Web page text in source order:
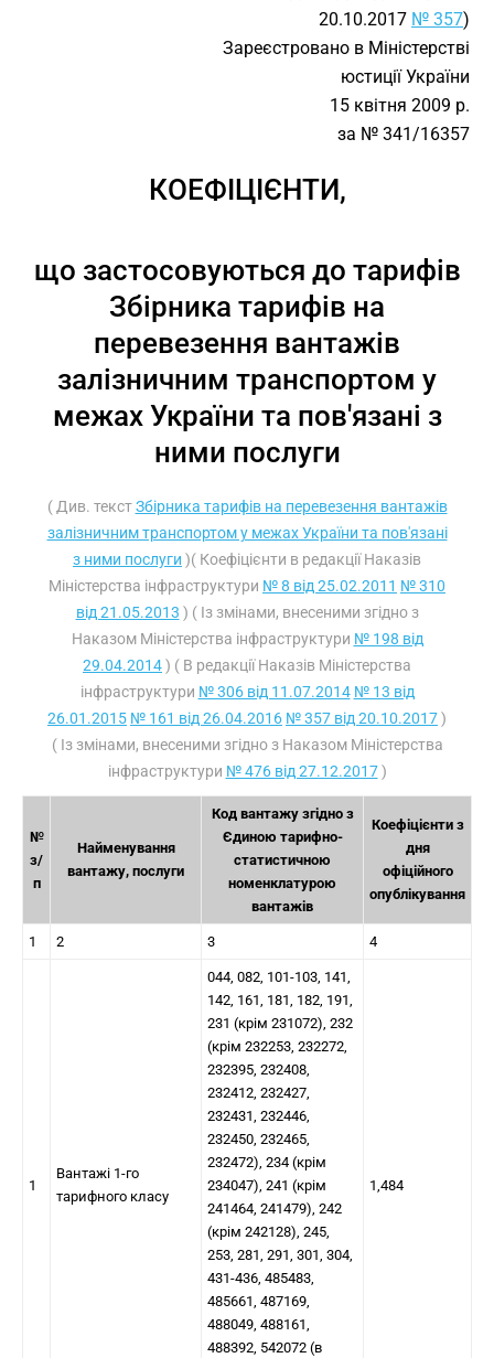
20.10.2017 № 357)
Зареєстровано в Міністерстві
юстиції України
15 квітня 2009 р.
за № 341/16357
КОЕФІЦІЄНТИ,
що застосовуються до тарифів
Збірника тарифів на
перевезення вантажів
залізничним транспортом у
межах України та пов'язані з
ними послуги
( Див. текстЗбірника тарифів на перевезення вантажів
залізничним транспортом у межах України та пов'язані
з ними послуги )( Коефіцієнти в редакції Наказів
Міністерства інфраструктури № 8 від 25.02.2011 № 310
від 21.05.2013 ) ( Із змінами, внесеними згідно з
Наказом Міністерства інфраструктури № 198 від
29.04.2014) ( В редакції Наказів Міністерства
інфраструктури № 306 від 11.07.2014 № 13 від
26.01.2015 № 161 від 26.04.2016 № 357 від 20.10.2017)
( Із змінами, внесеними згідно з Наказом Міністерства
інфраструктури № 476 від 27.12.2017)
№
з/
п
Найменування
вантажу, послуги
Код вантажу згідно з
Єдиною тарифно-
статистичною
номенклатурою
вантажів
Коефіцієнти з
дня
офіційного
опублікування
1 2 3 4
1
Вантажі 1-го
тарифного класу
044, 082, 101-103, 141,
142, 161, 181, 182, 191,
231 (крім 231072), 232
(крім 232253, 232272,
232395, 232408,
232412, 232427,
232431, 232446,
232450, 232465,
232472), 234 (крім
234047), 241 (крім
241464, 241479), 242
(крім 242128), 245,
253, 281, 291, 301, 304,
431-436, 485483,
485661, 487169,
488049, 488161,
488392, 542072 (в
1,484